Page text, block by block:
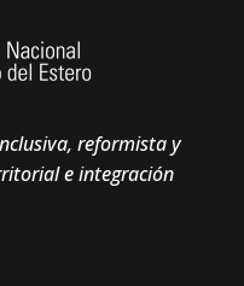
e integración